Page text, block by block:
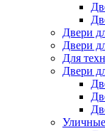
Двери
Двери
Для
Двери
Уличные